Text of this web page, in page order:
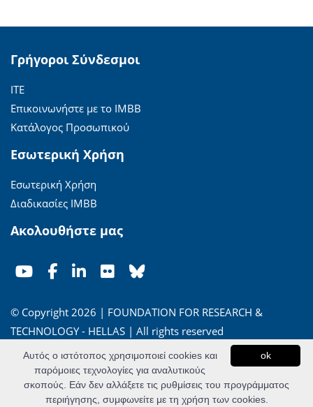
Γρήγοροι Σύνδεσμοι
ΙΤΕ
Επικοινωνήστε με το ΙΜΒΒ
Κατάλογος Προσωπικού
Εσωτερική Χρήση
Εσωτερική Χρήση
Διαδικασίες ΙΜΒΒ
Ακολουθήστε μας
© Copyright 2026 | FOUNDATION FOR RESEARCH &
TECHNOLOGY - HELLAS | All rights reserved
'Οροι Χρήσης|Πολιτική Απορρήτου
Powered byApogee Information Systems
ok
Αυτός ο ιστότοπος χρησιμοποιεί cookies και
παρόμοιες τεχνολογίες για αναλυτικούς
σκοπούς. Εάν δεν αλλάξετε τις ρυθμίσεις του προγράμματος
περιήγησης, συμφωνείτε με τη χρήση των cookies.